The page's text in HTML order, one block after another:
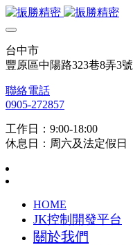
台中市
豐原區中陽路323巷8弄3號
聯絡電話
0905-272857
工作日：9:00-18:00
休息日：周六及法定假日
HOME
JK控制開發平台
關於我們